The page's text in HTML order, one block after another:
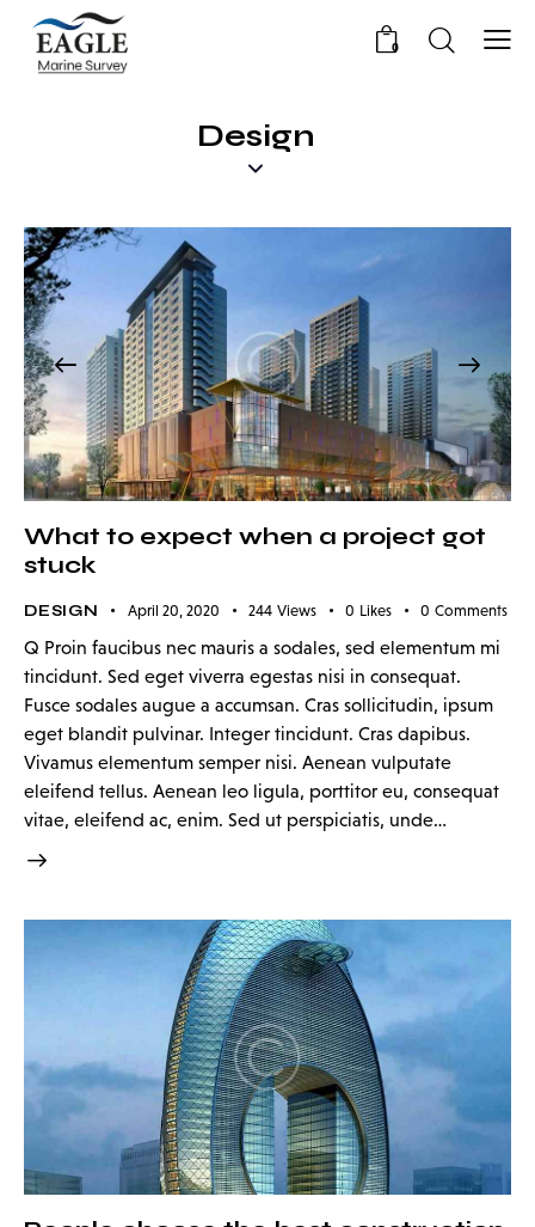
0
Design
What to expect when a project got
stuck
DESIGN April 20, 2020 244 Views 0 Likes 0 Comments
Q Proin faucibus nec mauris a sodales, sed elementum mi
tincidunt. Sed eget viverra egestas nisi in consequat.
Fusce sodales augue a accumsan. Cras sollicitudin, ipsum
eget blandit pulvinar. Integer tincidunt. Cras dapibus.
Vivamus elementum semper nisi. Aenean vulputate
eleifend tellus. Aenean leo ligula, porttitor eu, consequat
vitae, eleifend ac, enim. Sed ut perspiciatis, unde…